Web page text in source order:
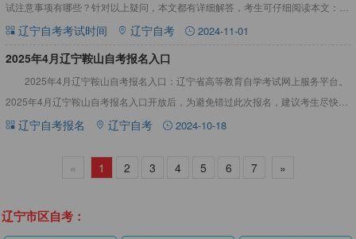
试注意事项有哪些？针对以上疑问，本文都有详细解答，考生可仔细阅读本文：
2025年4月辽宁鞍山自考考试时间4月12-13
辽宁自考考试时间 辽宁自考 2024-11-01
​2025年4月辽宁鞍山自考报名入口
2025年4月辽宁鞍山自考报名入口：辽宁省高等教育自学考试网上服务平台。
2025年4月辽宁鞍山自考报名入口开放后，为避免错过此次报名，建议考生尽快完
成报名，不要拖拉。详情如下：2025年4月辽宁鞍山自
辽宁自考报名 辽宁自考 2024-10-18
« 1 2 3 4 5 6 7 »
辽宁市区自考：